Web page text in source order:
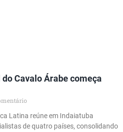
Cavalo Árabe começa
Latina reúne em Indaiatuba
de quatro países, consolidando